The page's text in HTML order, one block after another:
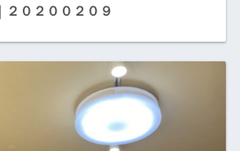
２０２００２０９